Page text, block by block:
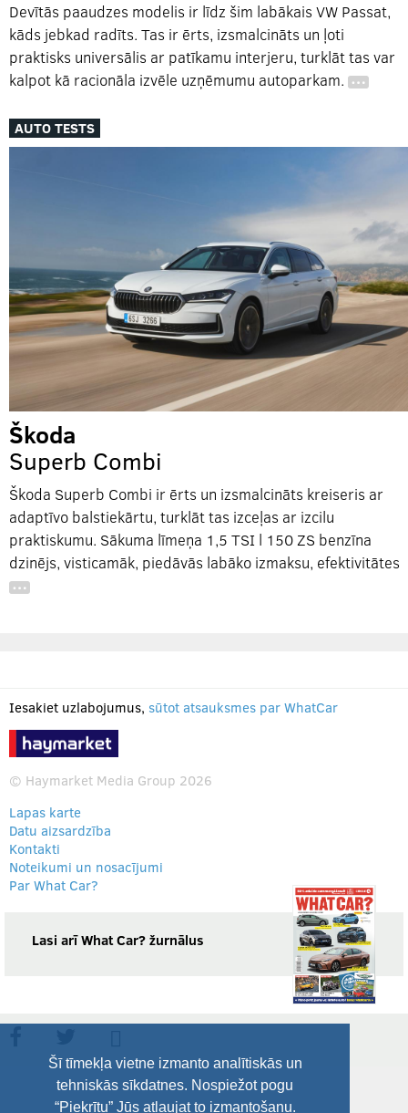
Šī tīmekļa vietne izmanto analītiskās un
tehniskās sīkdatnes. Nospiežot pogu
“Piekrītu” Jūs atļaujat to izmantošanu.
Devītās paaudzes modelis ir līdz šim labākais VW Passat,
kāds jebkad radīts. Tas ir ērts, izsmalcināts un ļoti
praktisks universālis ar patīkamu interjeru, turklāt tas var
kalpot kā racionāla izvēle uzņēmumu autoparkam. …
AUTO TESTS
Škoda
Superb Combi
Škoda Superb Combi ir ērts un izsmalcināts kreiseris ar
adaptīvo balstiekārtu, turklāt tas izceļas ar izcilu
praktiskumu. Sākuma līmeņa 1,5 TSI l 150 ZS benzīna
dzinējs, visticamāk, piedāvās labāko izmaksu, efektivitātes
…
Iesakiet uzlabojumus, sūtot atsauksmes par WhatCar
© Haymarket Media Group 2026
Lapas karte
Datu aizsardzība
Kontakti
Noteikumi un nosacījumi
Par What Car?
Lasi arī What Car? žurnālus